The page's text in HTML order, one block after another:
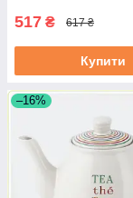
517 ₴ 617 ₴
Купити
–16%